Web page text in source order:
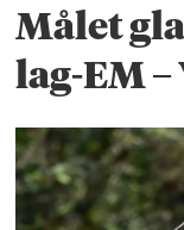
Målet
lag-EM